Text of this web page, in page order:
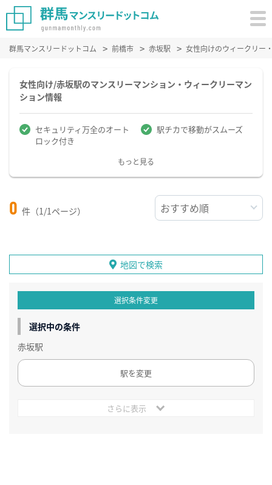
群馬マンスリードットコム 前橋市 赤坂駅 女性向けのウィークリー
女性向け/赤坂駅のマンスリーマンション・ウィークリーマン
ション情報
セキュリティ万全のオート
ロック付き
駅チカで移動がスムーズ
もっと見る
0 件（1/1ページ）
地図で検索
選択条件変更
選択中の条件
赤坂駅
駅を変更
さらに表示